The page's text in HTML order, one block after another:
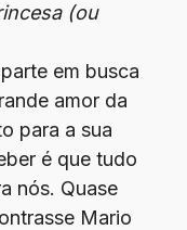
(ou
em busca
amor da
para a sua
é que tudo
nós. Quase
Mario